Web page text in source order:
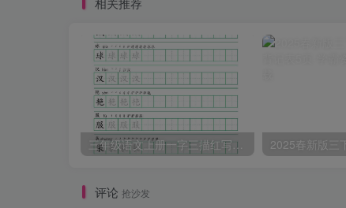
三年级语文上册一字三描红写字表字帖
评论 抢沙发